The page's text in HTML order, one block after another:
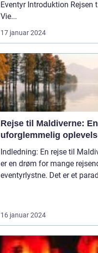
Eventyr Introduktion Rejsen til
Vie...
17 januar 2024
Rejse til Maldiverne: En
uforglemmelig
Indledning: En rejse til
er en drøm for mange
eventyrlystne. Det er et
16 januar 2024